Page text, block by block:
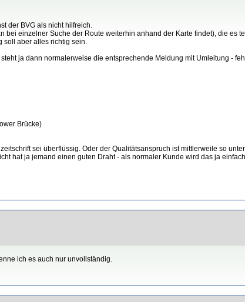
der BVG als nicht hilfreich.
einzelner Suche der Route weiterhin anhand der Karte findet), die es
aber alles richtig sein.
ja dann normalerweise die entsprechende Meldung mit Umleitung -
Brücke)
sei überflüssig. Oder der Qualitätsanspruch ist mittlerweile so
hat ja jemand einen guten Draht - als normaler Kunde wird das ja
ich es auch nur unvollständig.